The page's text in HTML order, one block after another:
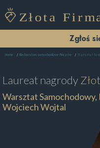
Zgłoś
Home Blacharstwo samochodowe Pińczów Warsztat
Laureat nagrody
Warsztat
Wojciech Wojtal